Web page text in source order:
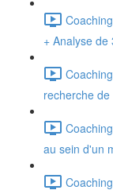
+ Analyse de
recherche
au sein d'un